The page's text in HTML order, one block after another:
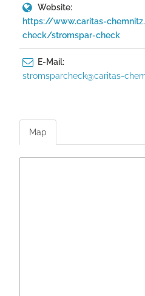
Website:
https://www.caritas-
check/stromspar-check
E-Mail:
stromsparcheck@caritas-
Map